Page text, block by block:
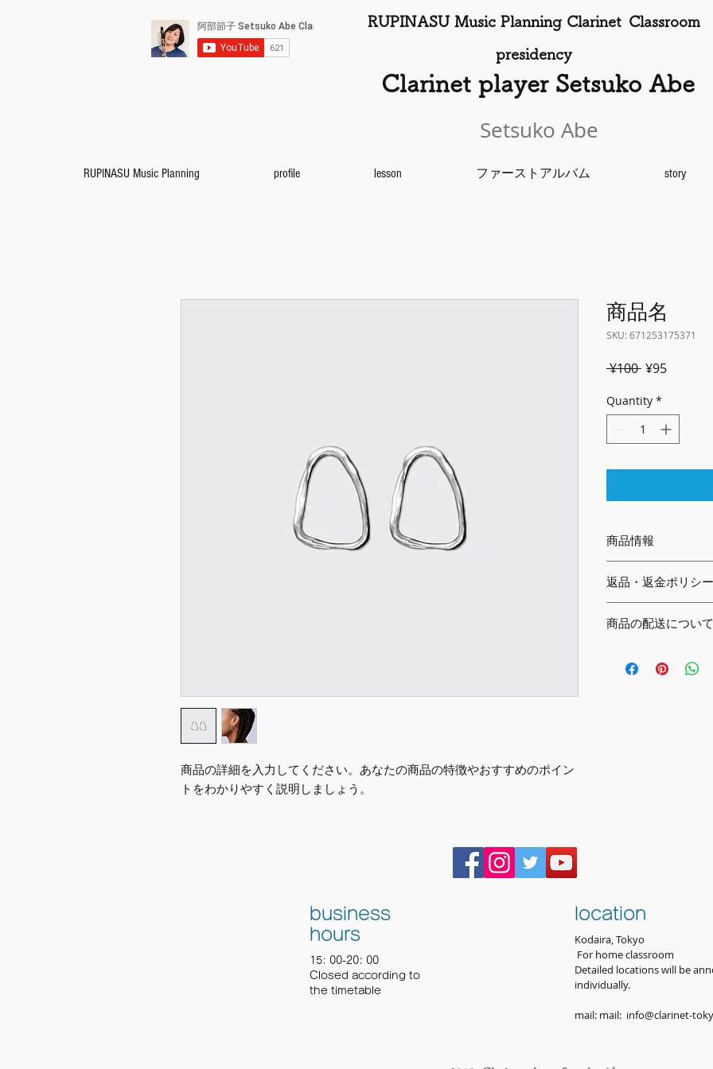
RUPINASU Music Planning Clarinet Classroom
presidency
Clarinet player Setsuko Abe
Setsuko Abe
RUPINASU Music Planning profile lesson ファーストアルバム story
商品の詳細を入力してください。あなたの商品の特徴やおすすめのポイン
トをわかりやすく説明しましょう。
商品名
SKU: 671253175371
¥100 Regular
¥95Sale
Quantity *
商品情報
明に加え、商品の特
しましょう。
返品・返金ポリシー
満足しなかった場合
顧客からの信頼を
だけます。
商品の配送について
する情報を入力し
business
hours
15: 00-20: 00
Closed according to
the timetable
location
Kodaira, Tokyo
For home classroom
Detailed locations will be
individually.
mail: mail: info@clarinet-